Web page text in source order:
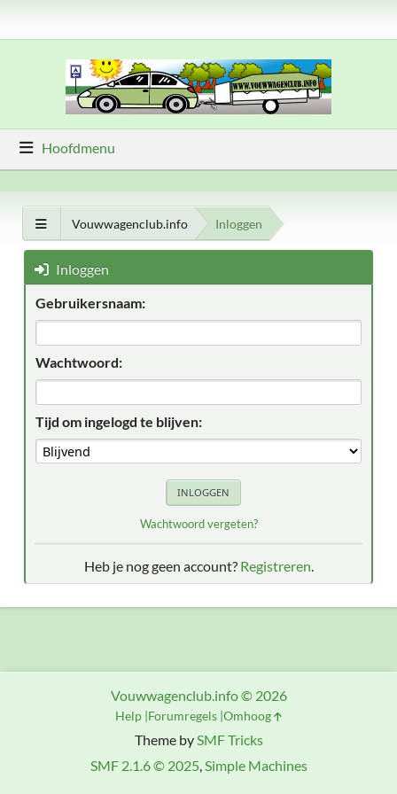
Hoofdmenu
Vouwwagenclub.info Inloggen
Inloggen
Gebruikersnaam:
Wachtwoord:
Tijd om ingelogd te blijven:
Wachtwoord vergeten?
Heb je nog geen account? Registreren
Theme bySMF Tricks
SMF 2.1.6 © 2025,Simple Machines
Vouwwagenclub.info © 2026
Help Forumregels Omhoog